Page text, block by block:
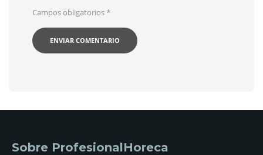
Campos obligatorios*
Sobre ProfesionalHoreca